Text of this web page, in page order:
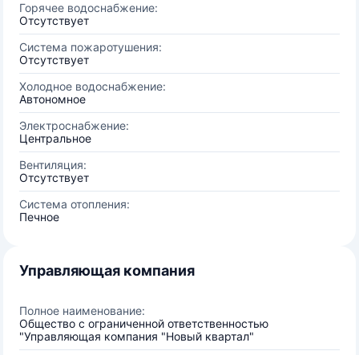
Горячее водоснабжение:
Отсутствует
Система пожаротушения:
Отсутствует
Холодное водоснабжение:
Автономное
Электроснабжение:
Центральное
Вентиляция:
Отсутствует
Система отопления:
Печное
Управляющая компания
Полное наименование:
Общество с ограниченной ответственностью
"Управляющая компания "Новый квартал"